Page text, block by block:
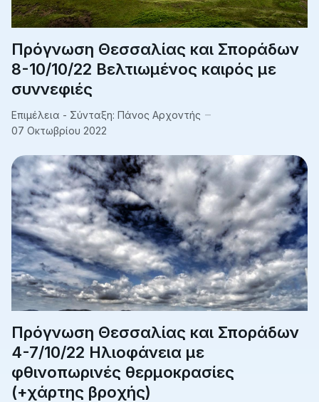
Πρόγνωση Θεσσαλίας και Σποράδων
8-10/10/22 Βελτιωμένος καιρός με
συννεφιές
Επιμέλεια - Σύνταξη: Πάνος Αρχοντής
07 Οκτωβρίου 2022
Πρόγνωση Θεσσαλίας και Σποράδων
4-7/10/22 Ηλιοφάνεια με
φθινοπωρινές θερμοκρασίες
(+χάρτης βροχής)